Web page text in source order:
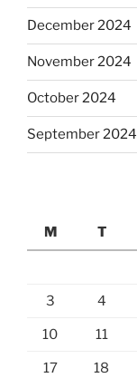
December 2024
November 2024
October 2024
September 2024
M
T
3 4
10 11
17 18